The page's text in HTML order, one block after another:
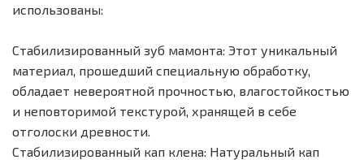
использованы:
Стабилизированный зуб мамонта: Этот уникальный
материал, прошедший специальную обработку,
обладает невероятной прочностью, влагостойкостью
и неповторимой текстурой, хранящей в себе
отголоски древности.
Стабилизированный кап клена: Натуральный кап